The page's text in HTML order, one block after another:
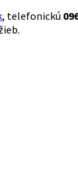
, telefonickú